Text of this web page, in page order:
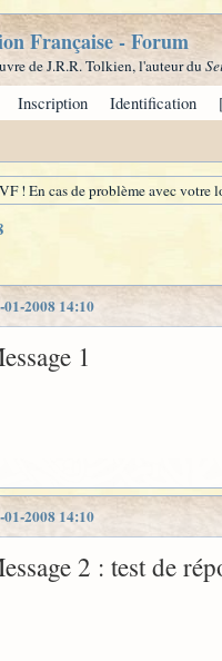
Française - Forum
de J.R.R. Tolkien, l'auteur du
Inscription Identification
! En cas de problème avec
01-2008 14:10
1
01-2008 14:10
2 : test de